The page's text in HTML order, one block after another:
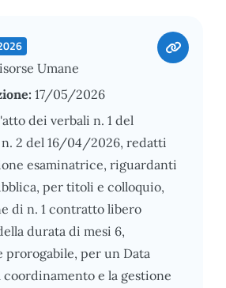
Umane
17/05/2026
dei verbali n. 1 del
2 del 16/04/2026, redatti
esaminatrice, riguardanti
per titoli e colloquio,
di n. 1 contratto libero
durata di mesi 6,
prorogabile, per un Data
e la gestione